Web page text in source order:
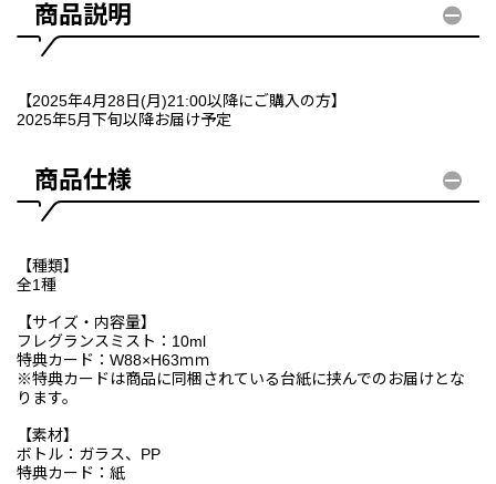
商品説明
【2025年4月28日(月)21:00以降にご購入の方】
2025年5月下旬以降お届け予定
商品仕様
【種類】
全1種
【サイズ・内容量】
フレグランスミスト：10ml
特典カード：W88×H63ｍｍ
※特典カードは商品に同梱されている台紙に挟んでのお届けとな
ります。
【素材】
ボトル：ガラス、PP
特典カード：紙